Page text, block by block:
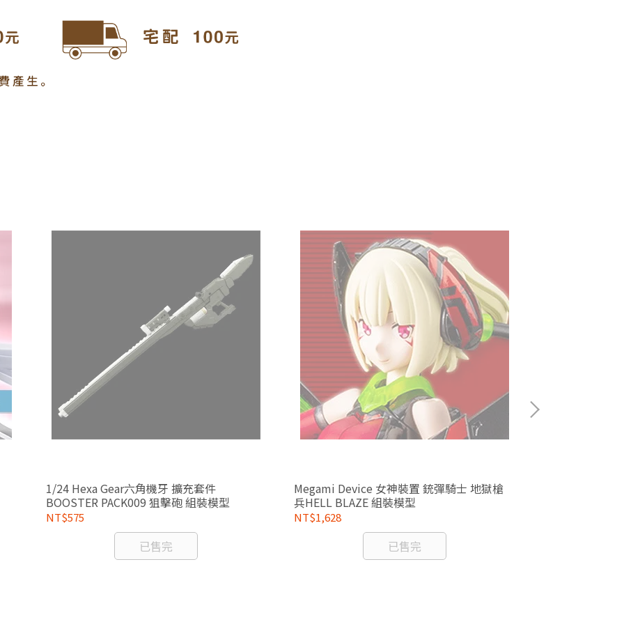
1/24 Hexa Gear六角機牙 擴充套件
BOOSTER PACK009 狙擊砲 組裝模型
NT$575
已售完
Megami Device 女神裝置 銃彈騎士 地獄槍
兵HELL BLAZE 組裝模型
NT$1,628
已售完